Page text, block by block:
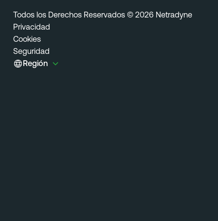
Todos los Derechos Reservados © 2026 Netradyne
Privacidad
Cookies
Seguridad
Región